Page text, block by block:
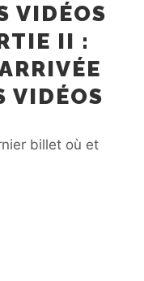
VIDÉOS
II :
VIDÉOS
billet où et